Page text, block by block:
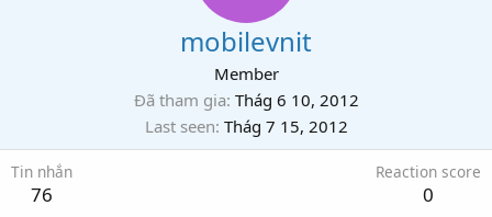
mobilevnit
Member
Đã tham gia Thág 6 10, 2012
Last seen Thág 7 15, 2012
Tin nhắn
76
Reaction score
0